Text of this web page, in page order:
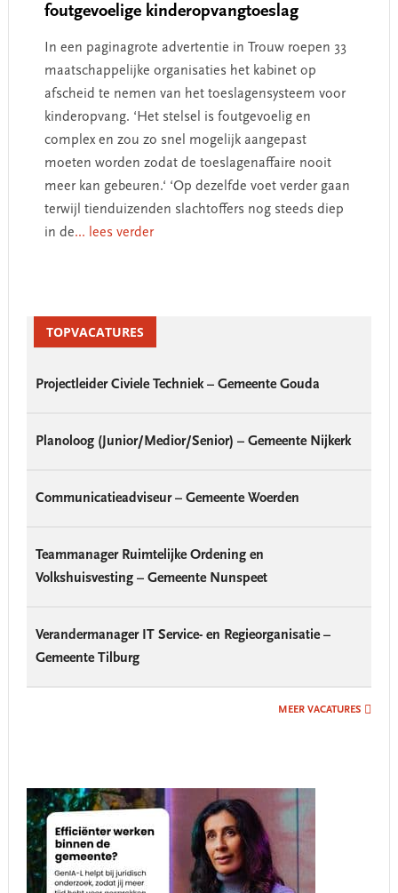
foutgevoelige kinderopvangtoeslag
In een paginagrote advertentie in Trouw roepen 33
maatschappelijke organisaties het kabinet op
afscheid te nemen van het toeslagensysteem voor
kinderopvang. ‘Het stelsel is foutgevoelig en
complex en zou zo snel mogelijk aangepast
moeten worden zodat de toeslagenaffaire nooit
meer kan gebeuren.‘ ‘Op dezelfde voet verder gaan
terwijl tienduizenden slachtoffers nog steeds diep
in de... lees verder
SidebarTOPVACATURES
Projectleider Civiele Techniek – Gemeente Gouda
Planoloog (Junior/Medior/Senior) – Gemeente Nijkerk
Communicatieadviseur – Gemeente Woerden
Teammanager Ruimtelijke Ordening en
Volkshuisvesting – Gemeente Nunspeet
Verandermanager IT Service- en Regieorganisatie –
Gemeente Tilburg
MEER VACATURES